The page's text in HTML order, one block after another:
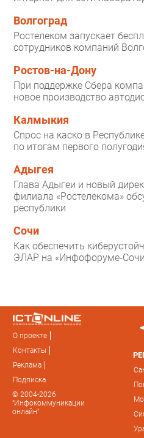
Волгоград
Ростелеком запускает
сотрудников компаний
Ростов-на-Дону
При поддержке Сбера
новое производство
Калмыкия
Спрос на каско в
по итогам первого
Адыгея
Глава Адыгеи и новый
филиала «Ростелекома»
республики
Сочи
Как обеспечить
ЭЛАР на «Инфофоруме-
О проекте
Контакты
Реклама
Подписка
© 2004-2026
"Инфокоммуникации
онлайн"